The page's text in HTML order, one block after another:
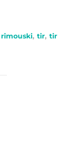
rimouski, tir, tir